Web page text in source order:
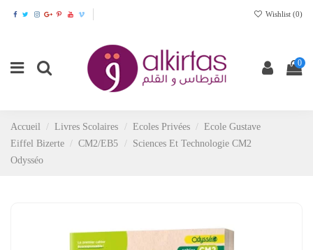
Wishlist (0)
0
Accueil Livres Scolaires Ecoles Privées
Ecole Gustave
Eiffel Bizerte
CM2/EB5
Sciences Et Technologie CM2
Odysséo